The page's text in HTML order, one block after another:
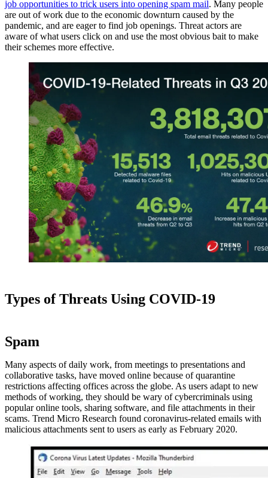
job opportunities to trick users into opening spam mail. Many people
are out of work due to the economic downturn caused by the
pandemic, and are eager to find job openings. Threat actors are
aware of what users click on and use the most obvious bait to make
their schemes more effective.
Types of Threats Using COVID-19
Spam
Many aspects of daily work, from meetings to presentations and
collaborative tasks, have moved online because of quarantine
restrictions affecting offices across the globe. As users adapt to new
methods of working, they should be wary of cybercriminals using
popular online tools, sharing software, and file attachments in their
scams. Trend Micro Research found coronavirus-related emails with
malicious attachments sent to users as early as February 2020.